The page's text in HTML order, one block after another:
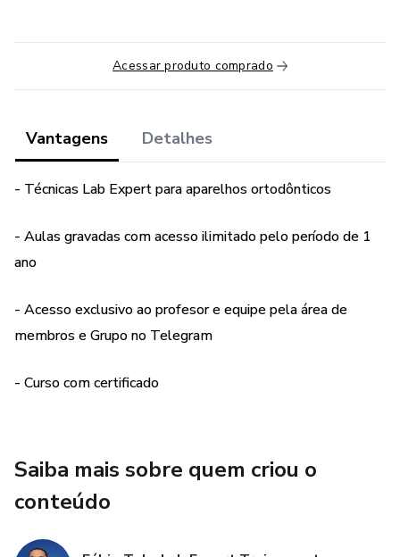
Acessar produto comprado
Vantagens Detalhes
- Técnicas Lab Expert para aparelhos ortodônticos
- Aulas gravadas com acesso ilimitado pelo período de 1
ano
- Acesso exclusivo ao profesor e equipe pela área de
membros e Grupo no Telegram
- Curso com certificado
Saiba mais sobre quem criou o
conteúdo